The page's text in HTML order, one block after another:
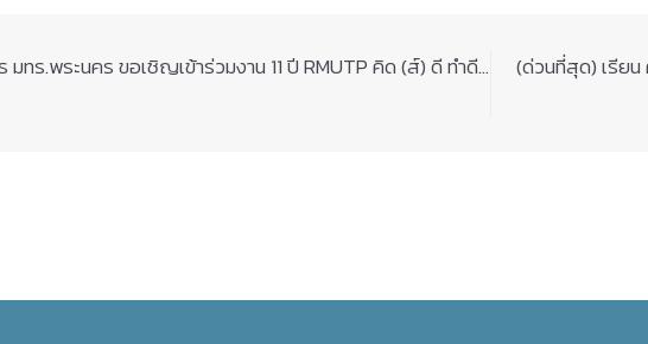
มทร.พระนคร ขอเชิญเข้าร่วมงาน 11 ปี RMUTP คิด (ส์) ดี ทำดี…
(ด่วนที่สุด) เรีย